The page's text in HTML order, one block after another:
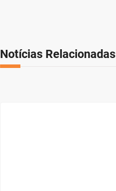
Notícias Relacionadas